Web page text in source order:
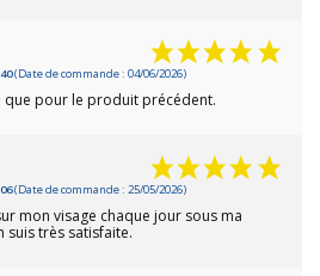
(Date de commande : 04/06/2026)
pour le produit précédent.
(Date de commande : 25/05/2026)
mon visage chaque jour sous ma
suis très satisfaite.